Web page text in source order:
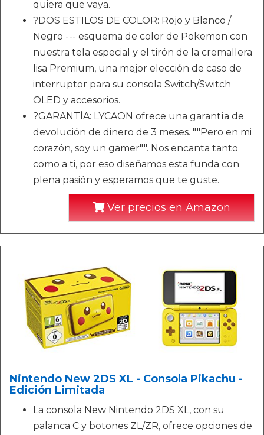
quiera que vaya.
?DOS ESTILOS DE COLOR: Rojo y Blanco /
Negro --- esquema de color de Pokemon con
nuestra tela especial y el tirón de la cremallera
lisa Premium, una mejor elección de caso de
interruptor para su consola Switch/Switch
OLED y accesorios.
?GARANTÍA: LYCAON ofrece una garantía de
devolución de dinero de 3 meses. ""Pero en mi
corazón, soy un gamer"". Nos encanta tanto
como a ti, por eso diseñamos esta funda con
plena pasión y esperamos que te guste.
Ver precios en Amazon
Nintendo New 2DS XL - Consola Pikachu -
Edición Limitada
La consola New Nintendo 2DS XL, con su
palanca C y botones ZL/ZR, ofrece opciones de